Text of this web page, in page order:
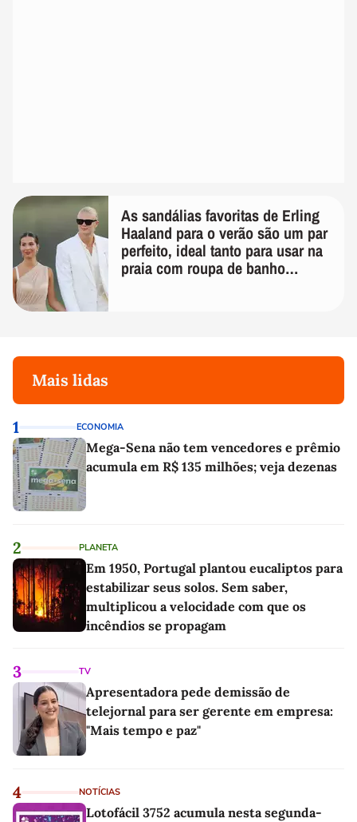
As sandálias favoritas de Erling
Haaland para o verão são um par
perfeito, ideal tanto para usar na
praia com roupa de banho
Mais lidas
1 ECONOMIA
Mega-Sena não tem vencedores e prêmio
acumula em R$ 135 milhões; veja dezenas
2 PLANETA
Em 1950, Portugal plantou eucaliptos para
estabilizar seus solos. Sem saber,
multiplicou a velocidade com que os
incêndios se propagam
3 TV
Apresentadora pede demissão de
telejornal para ser gerente em empresa:
"Mais tempo e paz"
4 NOTÍCIAS
Lotofácil 3752 acumula nesta segunda-